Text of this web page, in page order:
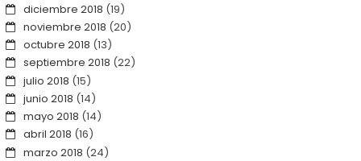
diciembre 2018 (19)
noviembre 2018 (20)
octubre 2018 (13)
septiembre 2018 (22)
julio 2018 (15)
junio 2018 (14)
mayo 2018 (14)
abril 2018 (16)
marzo 2018 (24)